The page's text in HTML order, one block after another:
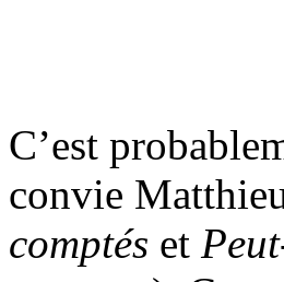
C’est
convie
comptés et